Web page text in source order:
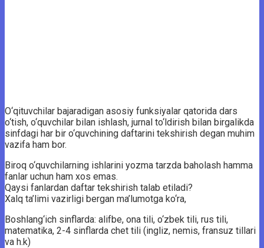
O‘qituvchilar bajaradigan asosiy funksiyalar qatorida dars
o‘tish, o‘quvchilar bilan ishlash, jurnal to‘ldirish bilan birgalikda
sinfdagi har bir o‘quvchining daftarini tekshirish degan muhim
vazifa ham bor.
Biroq o‘quvchilarning ishlarini yozma tarzda baholash hamma
fanlar uchun ham xos emas.
Qaysi fanlardan daftar tekshirish talab etiladi?
Xalq ta’limi vazirligi bergan ma’lumotga ko‘ra,
Boshlang‘ich sinflarda: alifbe, ona tili, o‘zbek tili, rus tili,
matematika, 2-4 sinflarda chet tili (ingliz, nemis, fransuz tillari
va h.k)